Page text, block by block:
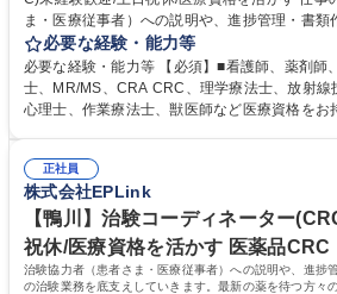
ま・医療従事者）への説明や、進捗管理・書類
験業務を底支えしていきます。最新の薬を待つ
から専門性が身につく社会貢献度の高い仕事です。 ■治験協力者（
ま・医療従事者）への説明 ■患者さまのスケジ
ング・服薬状況の確認 ■診察/検査への同席 ■医
フレックスタイム制/プライベートと仕事の両立
率は90%以上/育児補助支援金等も有 募集職種 【山梨】治験コーディネー
ター(CRC)未経験歓迎/土日祝休/医療資格を活
必要な経験・能力等
必要な経験・能力等 【必須】■看護師、薬剤師
士、MR/MS、CRA CRC、理学療法士、放射線
心理士、作業療法士、獣医師など医療資格をお
ケーション能力、カルテを読む力、治験で行う
足説明ができる点などを活かして、更なるスキ
【研修制度】約2週間のe-learning受講後に導
き、テストに合格後、個人の成長に合わせて
学歴・資格 学歴：大学院 大学 高専 短大 専修学
臨床検査技師 薬剤師
正社員
株式会社EPLink
【鴨川】治験コーディネーター
祝休/医療資格を活かす 医薬品CRC
治験協力者（患者さま・医療従事者）への説明や、進捗
の治験業務を底支えしていきます。最新の薬を待つ方々